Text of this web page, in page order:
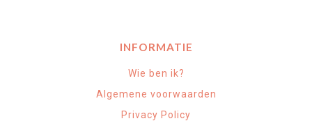
INFORMATIE
Wie ben ik?
Algemene voorwaarden
Privacy Policy